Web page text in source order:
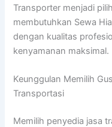
Transporter menjadi
membutuhkan Sewa
dengan kualitas
kenyamanan maksimal.
Keunggulan Memilih
Transportasi
Memilih penyedia jasa